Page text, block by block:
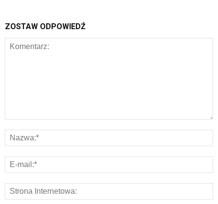
ZOSTAW ODPOWIEDŹ